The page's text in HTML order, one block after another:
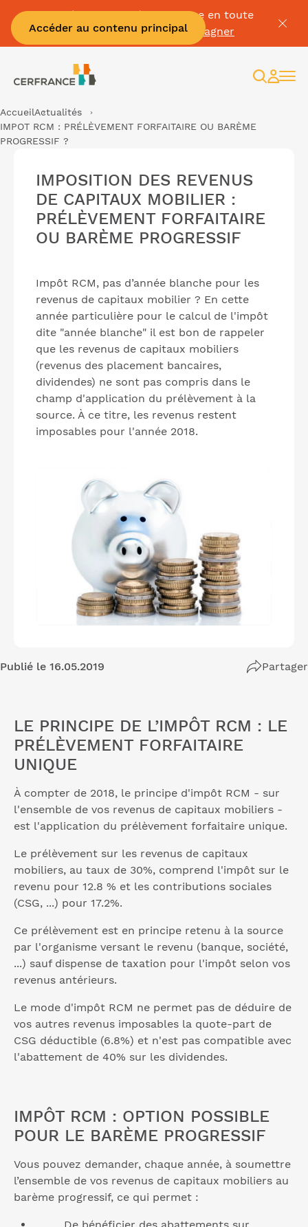
Accéder au contenu principal
Passez à la facture électronique en toute
sérénité :Je me fais accompagner
AccueilActualités
IMPOT RCM : PRÉLÈVEMENT FORFAITAIRE OU BARÈME
PROGRESSIF ?
IMPOSITION DES REVENUS
DE CAPITAUX MOBILIER :
PRÉLÈVEMENT FORFAITAIRE
OU BARÈME PROGRESSIF
Impôt RCM, pas d’année blanche pour les
revenus de capitaux mobilier ? En cette
année particulière pour le calcul de l'impôt
dite "année blanche" il est bon de rappeler
que les revenus de capitaux mobiliers
(revenus des placement bancaires,
dividendes) ne sont pas compris dans le
champ d'application du prélèvement à la
source. À ce titre, les revenus restent
imposables pour l'année 2018.
Publié le 16.05.2019 Partager
LE PRINCIPE DE L’IMPÔT RCM : LE
PRÉLÈVEMENT FORFAITAIRE
UNIQUE
À compter de 2018, le principe d'impôt RCM - sur
l'ensemble de vos revenus de capitaux mobiliers -
est l'application du prélèvement forfaitaire unique.
Le prélèvement sur les revenus de capitaux
mobiliers, au taux de 30%, comprend l'impôt sur le
revenu pour 12.8 % et les contributions sociales
(CSG, ...) pour 17.2%.
Ce prélèvement est en principe retenu à la source
par l'organisme versant le revenu (banque, société,
...) sauf dispense de taxation pour l'impôt selon vos
revenus antérieurs.
Le mode d'impôt RCM ne permet pas de déduire de
vos autres revenus imposables la quote-part de
CSG déductible (6.8%) et n'est pas compatible avec
l'abattement de 40% sur les dividendes.
IMPÔT RCM : OPTION POSSIBLE
POUR LE BARÈME PROGRESSIF
Vous pouvez demander, chaque année, à soumettre
l’ensemble de vos revenus de capitaux mobiliers au
barème progressif, ce qui permet :
De bénéficier des abattements sur